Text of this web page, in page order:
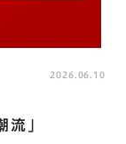
」
2026.06.10